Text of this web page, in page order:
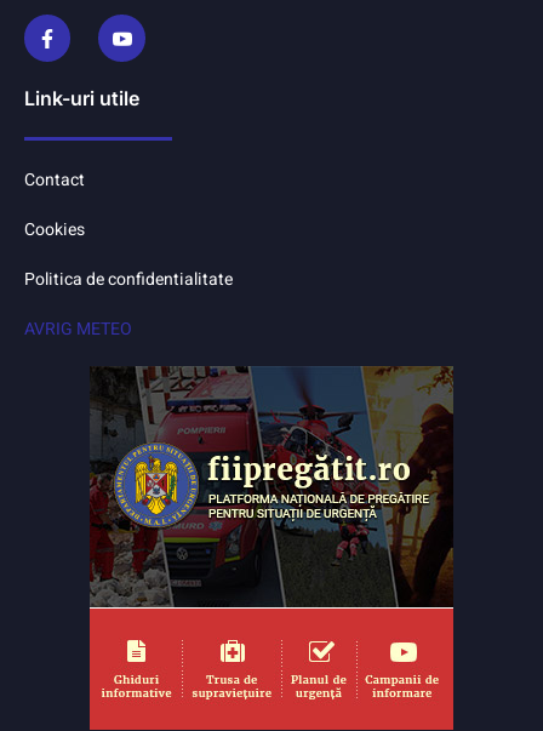
Link-uri utile
Contact
Cookies
Politica de confidentialitate
AVRIG METEO